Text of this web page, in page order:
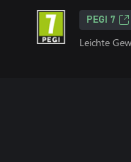
PEGI 7
Leichte